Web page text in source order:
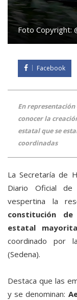
Foto Copyright:
Facebook
En
conocer la
estatal que se
coordinadas
La Secretaría de
Diario Oficial
vespertina la
constitución
estatal
coordinado por
(Sedena).
Destaca que las
y se denominan: